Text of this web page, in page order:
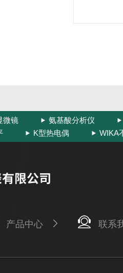
微镜
氨基酸分析仪
K型热电偶 WIKA
产品中心 联系